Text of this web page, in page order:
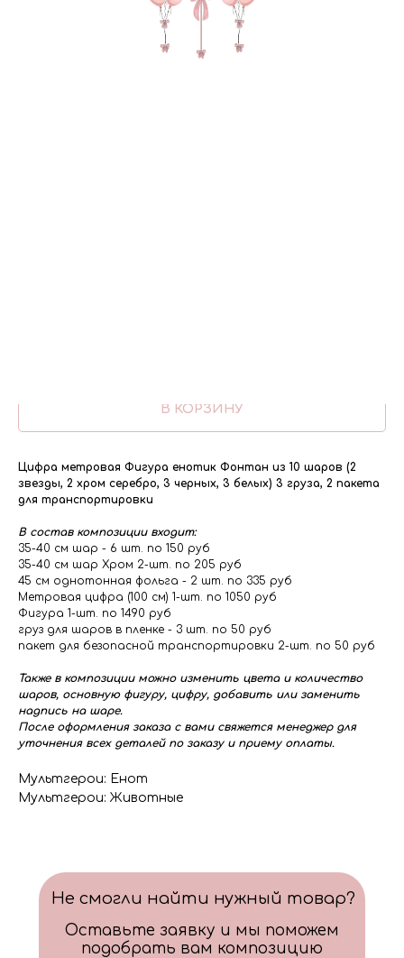
В КОРЗИНУ
Цифра метровая Фигура енотик Фонтан из 10 шаров (2
звезды, 2 хром серебро, 3 черных, 3 белых) 3 груза, 2 пакета
для транспортировки
В состав композиции входит:
35-40 см шар - 6 шт. по 150 руб
35-40 см шар Хром 2-шт. по 205 руб
45 см однотонная фольга - 2 шт. по 335 руб
Метровая цифра (100 см) 1-шт. по 1050 руб
Фигура 1-шт. по 1490 руб
груз для шаров в пленке - 3 шт. по 50 руб
пакет для безопасной транспортировки 2-шт. по 50 руб
Также в композиции можно изменить цвета и количество
шаров, основную фигуру, цифру, добавить или заменить
надпись на шаре.
После оформления заказа с вами свяжется менеджер для
уточнения всех деталей по заказу и приему оплаты.
Мультгерои: Енот
Мультгерои: Животные
Не смогли найти нужный товар?
Оставьте заявку и мы поможем
подобрать вам композицию